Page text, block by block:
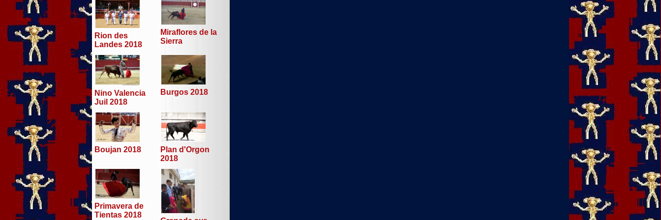
Rion des
Landes 2018
Miraflores de la
Sierra
Nino Valencia
Juil 2018
Burgos 2018
Boujan 2018
Plan d'Orgon
2018
Primavera de
Tientas 2018